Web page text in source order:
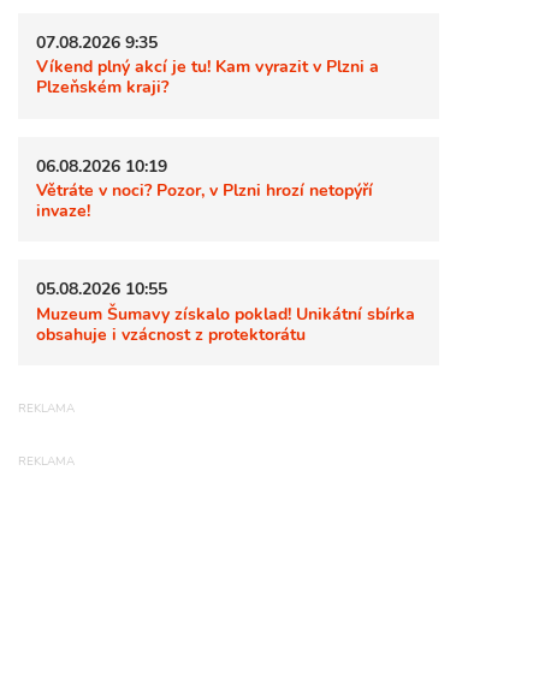
07.08.2026 9:35
Víkend plný akcí je tu! Kam vyrazit v Plzni a
Plzeňském kraji?
06.08.2026 10:19
Větráte v noci? Pozor, v Plzni hrozí netopýří
invaze!
05.08.2026 10:55
Muzeum Šumavy získalo poklad! Unikátní sbírka
obsahuje i vzácnost z protektorátu